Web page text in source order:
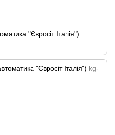
"Євросіт Італія")